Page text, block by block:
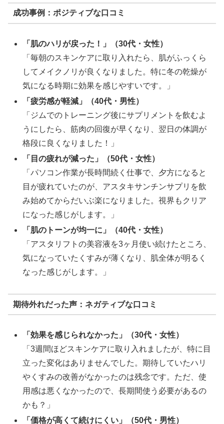
成功事例：ポジティブな口コミ
「肌のハリが戻った！」（30代・女性）
「毎朝のスキンケアに取り入れたら、肌がふっくら
してメイクノリが良くなりました。特に冬の乾燥が
気になる時期に効果を感じやすいです。」
「疲労感が軽減」（40代・男性）
「ジムでのトレーニング後にサプリメントを飲むよ
うにしたら、筋肉の回復が早くなり、翌日の体調が
格段に良くなりました！」
「目の疲れが減った」（50代・女性）
「パソコン作業が長時間続く仕事で、夕方になると
目が疲れていたのが、アスタキサンチンサプリを飲
み始めてからだいぶ楽になりました。視界もクリア
になった感じがします。」
「肌のトーンが均一に」（40代・女性）
「アスタリフトの美容液を3ヶ月使い続けたところ、
気になっていたくすみが薄くなり、肌全体が明るく
なった感じがします。」
期待外れだった声：ネガティブな口コミ
「効果を感じられなかった」（30代・女性）
「3週間ほどスキンケアに取り入れましたが、特に目
立った変化はありませんでした。期待していたハリ
やくすみの改善がなかったのは残念です。ただ、使
用感は悪くなかったので、長期間使う必要があるの
かも？」
「価格が高くて続けにくい」（50代・男性）